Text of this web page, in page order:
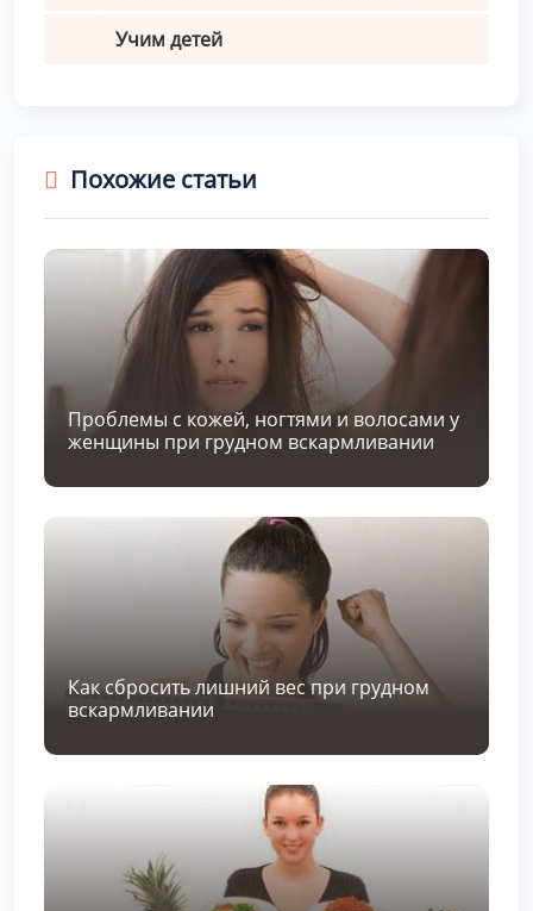
Учим детей
Похожие статьи
Проблемы с кожей, ногтями и волосами у
женщины при грудном вскармливании
Как сбросить лишний вес при грудном
вскармливании